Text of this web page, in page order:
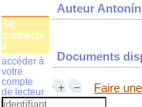
Auteur Antonín
Documents
Faire
Se
connecte
r
accéder à
votre
compte
de lecteur